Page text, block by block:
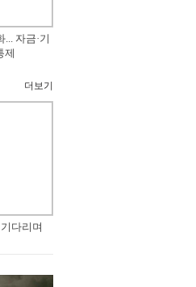
자금·기
제
더보기
다리며